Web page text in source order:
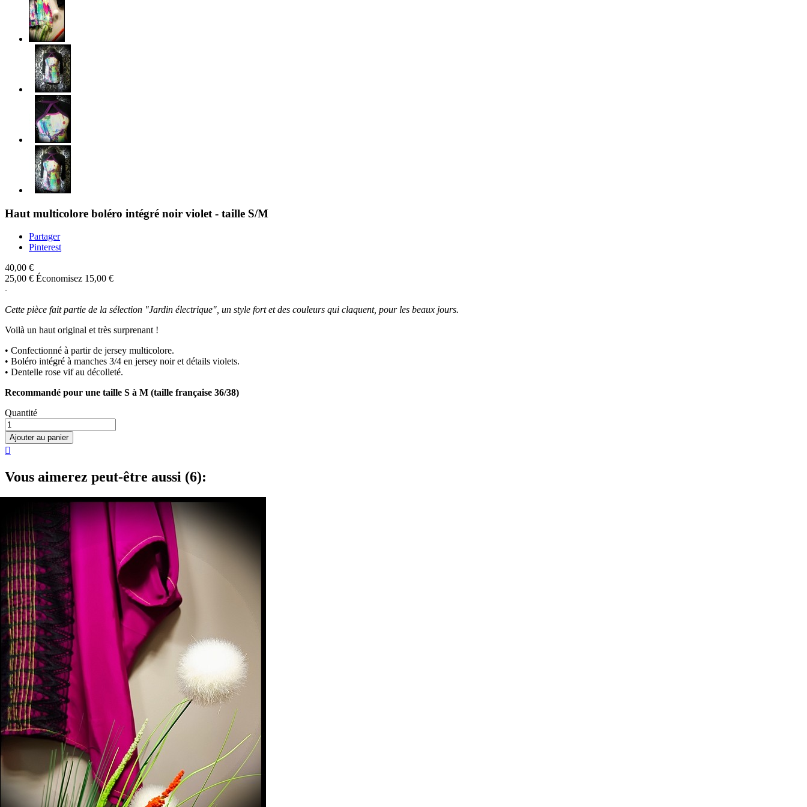
Haut multicolore boléro intégré noir violet - taille S/M
Partager
Pinterest
40,00 €
25,00 € Économisez 15,00 €
Cette pièce fait partie de la sélection "Jardin électrique", un style fort et des couleurs qui claquent, pour les beaux jours.
Voilà un haut original et très surprenant !
• Confectionné à partir de jersey multicolore.
• Boléro intégré à manches 3/4 en jersey noir et détails violets.
• Dentelle rose vif au décolleté.
Recommandé pour une taille S à M (taille française 36/38)
Quantité
Ajouter au panier

Vous aimerez peut-être aussi (6):